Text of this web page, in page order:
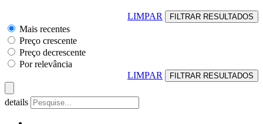
LIMPAR
Mais recentes
Preço crescente
Preço decrescente
Por relevância
LIMPAR
details